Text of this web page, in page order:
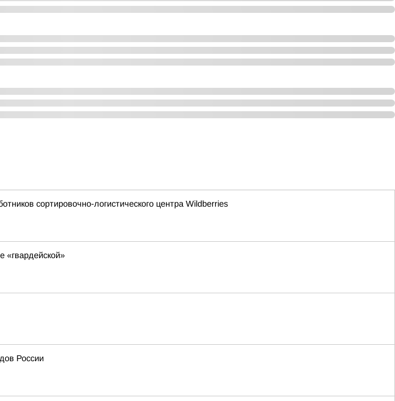
сортировочно-логистического центра Wildberries
«гвардейской»
России